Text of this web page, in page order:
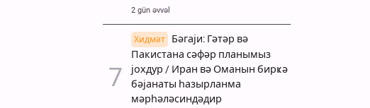
2 gün əvvəl
Хидмәт
Бәгаји: Гәтәр вә
Пакистана сәфәр планымыз
јохдур / Иран вә Оманын бирҝә
бәјанаты һазырланма
мәрһәләсиндәдир